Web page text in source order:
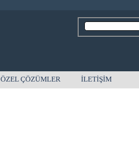
ÖZEL ÇÖZÜMLER İLETİŞİM